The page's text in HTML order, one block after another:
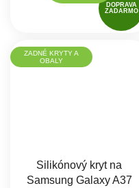
DOPRAVA
ZADARMO
ZADNÉ KRYTY A
OBALY
Silikónový kryt na
Samsung Galaxy A37